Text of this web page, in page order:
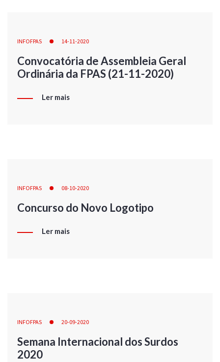
INFOFPAS 14-11-2020
Convocatória de Assembleia Geral
Ordinária da FPAS (21-11-2020)
Ler mais
INFOFPAS 08-10-2020
Concurso do Novo Logotipo
Ler mais
INFOFPAS 20-09-2020
Semana Internacional dos Surdos
2020